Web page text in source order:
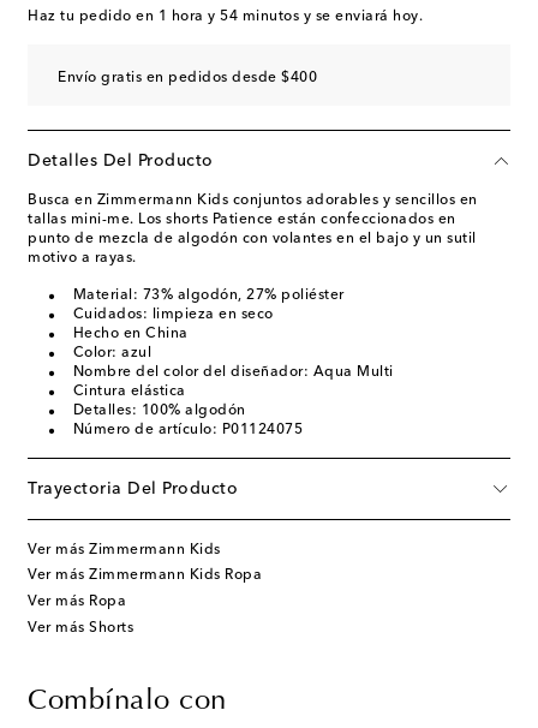
Haz tu pedido en 1 hora y 54 minutos y se enviará hoy.
Envío gratis en pedidos desde $400
Detalles Del Producto
Busca en Zimmermann Kids conjuntos adorables y sencillos en
tallas mini-me. Los shorts Patience están confeccionados en
punto de mezcla de algodón con volantes en el bajo y un sutil
motivo a rayas.
Material: 73% algodón, 27% poliéster
Cuidados: limpieza en seco
Hecho en China
Color: azul
Nombre del color del diseñador: Aqua Multi
Cintura elástica
Detalles: 100% algodón
Número de artículo: P01124075
Trayectoria Del Producto
Ver más Zimmermann Kids
Ver más Zimmermann Kids Ropa
Ver más Ropa
Ver más Shorts
Combínalo con